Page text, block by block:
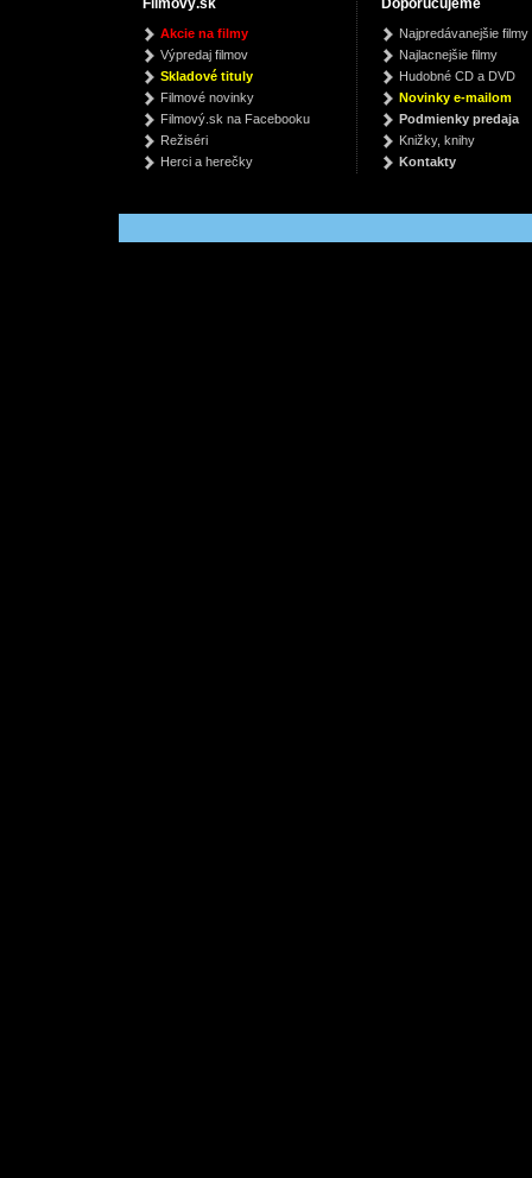
Sedmijazyčný slovník
Kolektív
€ 3.68
Diamond Star Heroes
Live From Sheffield
(Vinyl)
Def Leppard
€ 64.79
1st
Filmový.sk
Akcie na filmy
Výpredaj filmov
Skladové tituly
Filmové novinky
Filmový.sk na Facebooku
Režiséri
Herci a herečky
Doporučujeme
Najpredávanejšie filmy
Najlacnejšie filmy
Hudobné CD a DVD
Novinky e-mailom
Podmienky predaja
Knižky, knihy
Kontakty